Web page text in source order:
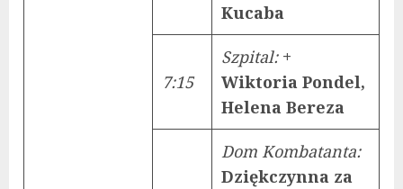
Kucaba
7:15
Szpital: +
Wiktoria Pondel,
Helena Bereza
Dom Kombatanta:
Dziękczynna za